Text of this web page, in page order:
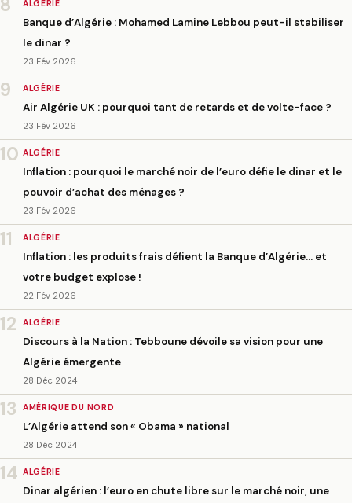
8 ALGÉRIE
Banque d’Algérie : Mohamed Lamine Lebbou peut-il stabiliser
le dinar ?
23 Fév 2026
9 ALGÉRIE
Air Algérie UK : pourquoi tant de retards et de volte-face ?
23 Fév 2026
10 ALGÉRIE
Inflation : pourquoi le marché noir de l’euro défie le dinar et le
pouvoir d’achat des ménages ?
23 Fév 2026
11 ALGÉRIE
Inflation : les produits frais défient la Banque d’Algérie… et
votre budget explose !
22 Fév 2026
12 ALGÉRIE
Discours à la Nation : Tebboune dévoile sa vision pour une
Algérie émergente
28 Déc 2024
13 AMÉRIQUE DU NORD
L’Algérie attend son « Obama » national
28 Déc 2024
14 ALGÉRIE
Dinar algérien : l’euro en chute libre sur le marché noir, une